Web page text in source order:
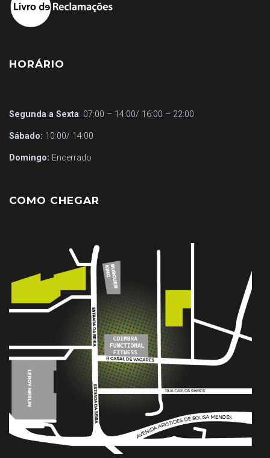
HORÁRIO
Segunda a Sexta: 07:00 – 14:00/ 16:00 – 22:00
Sábado: 10:00/ 14:00
Domingo: Encerrado
COMO CHEGAR